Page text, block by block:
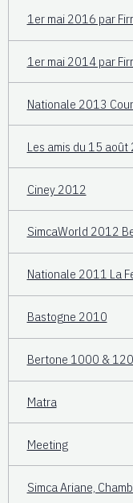
1er mai 2016 par
1er mai 2014 par
Nationale 2013
Les amis du 15 août
Ciney 2012
SimcaWorld 2012
Nationale 2011 La
Bastogne 2010
Bertone 1000 &
Matra
Meeting
Simca Ariane,